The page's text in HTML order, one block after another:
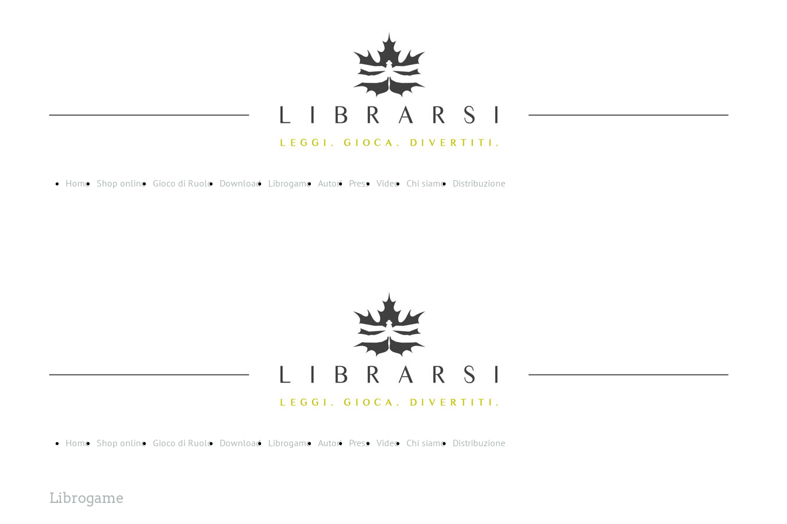
Home Shop online Gioco di Ruolo Download Librogame Autori Press Video Chi siamo Distribuzione
Home Shop online Gioco di Ruolo Download Librogame Autori Press Video Chi siamo Distribuzione
Librogame